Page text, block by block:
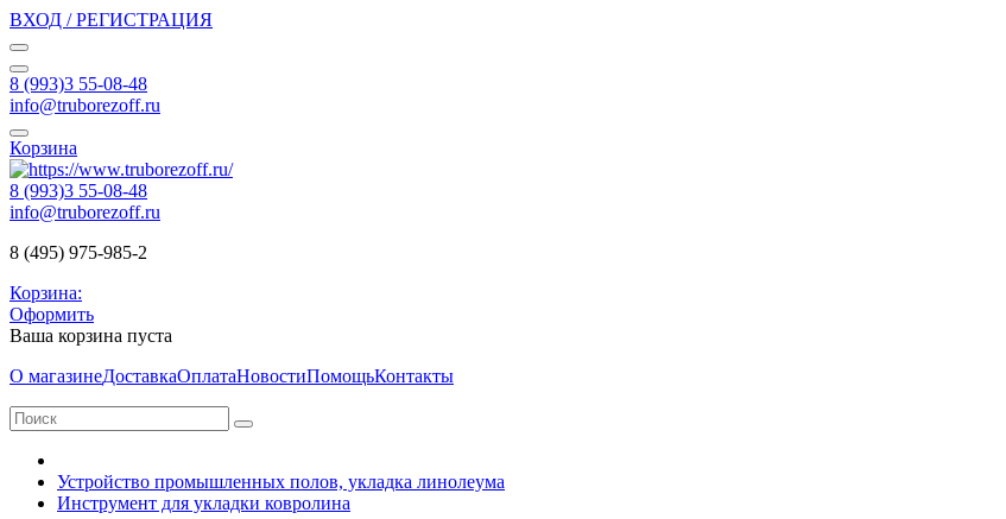
ВХОД / РЕГИСТРАЦИЯ
8 (993)3 55-08-48
info@truborezoff.ru
Корзина
8 (993)3 55-08-48
info@truborezoff.ru
8 (495) 975-985-2
Корзина:
Оформить
Ваша корзина пуста
О магазинеДоставкаОплатаНовостиПомощьКонтакты
Устройство промышленных полов, укладка линолеума
Инструмент для укладки ковролина